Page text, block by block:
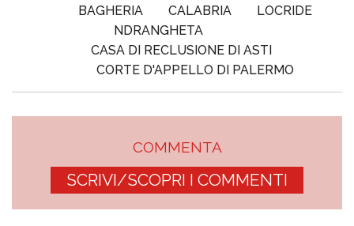
BAGHERIA
CALABRIA
LOCRIDE
NDRANGHETA
CASA DI RECLUSIONE DI ASTI
CORTE D'APPELLO DI PALERMO
COMMENTA
SCRIVI/SCOPRI I COMMENTI